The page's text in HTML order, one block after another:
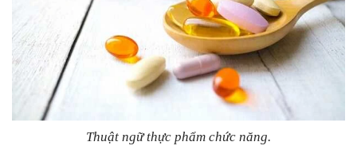
Thuật ngữ thực phẩm chức năng.